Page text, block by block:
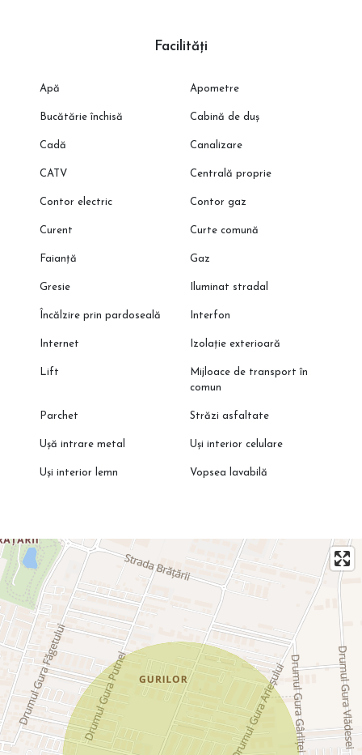
Facilități
Apă Apometre
Bucătărie închisă Cabină de duș
Cadă Canalizare
CATV Centrală proprie
Contor electric Contor gaz
Curent Curte comună
Faianță Gaz
Gresie Iluminat stradal
Încălzire prin pardoseală Interfon
Internet Izolație exterioară
Lift
Mijloace de transport în
comun
Parchet Străzi asfaltate
Ușă intrare metal Uși interior celulare
Uși interior lemn Vopsea lavabilă